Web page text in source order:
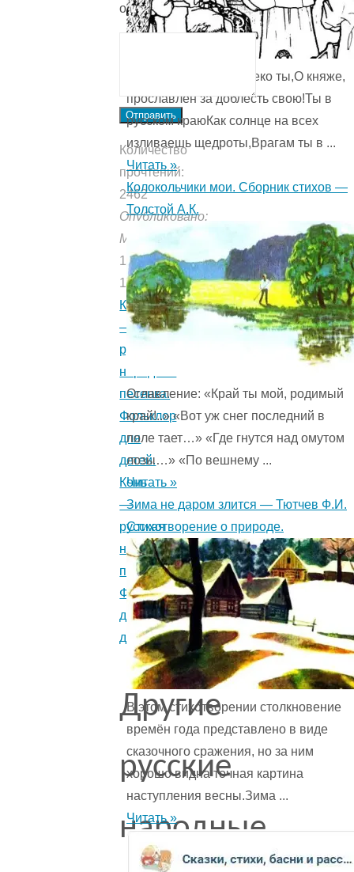
оценки.
Отправить
Количество
прочтений:
2462
Опубликовано:
Мишуткой
11.03.2019
11.03.2019
Кисонька
—
русская
народная
песенка.
Фольклор
для
детей.
Конь
—
русская
народная
песенка.
Фольклор
для
детей.
Другие
русские
народные
И молвит легат: «Далеко ты,О княже,
прославлен за доблесть свою!Ты в
русском краюКак солнце на всех
изливаешь щедроты,Врагам ты в ...
Читать »
Колокольчики мои. Сборник стихов —
Толстой А.К.
Оглавление: «Край ты мой, родимый
край!..» «Вот уж снег последний в
поле тает…» «Где гнутся над омутом
лозы…» «По вешнему ...
Читать »
Зима не даром злится — Тютчев Ф.И.
Стихотворение о природе.
В этом стихотворении столкновение
времён года представ­лено в виде
сказочного сражения, но за ним
хорошо видна точная картина
наступления весны.Зима ...
Читать »